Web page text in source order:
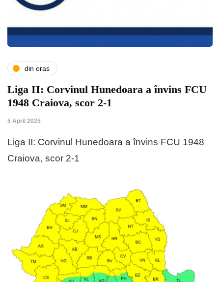
din oras
Liga II: Corvinul Hunedoara a învins FCU
1948 Craiova, scor 2-1
5 April 2025
Liga II: Corvinul Hunedoara a învins FCU 1948
Craiova, scor 2-1